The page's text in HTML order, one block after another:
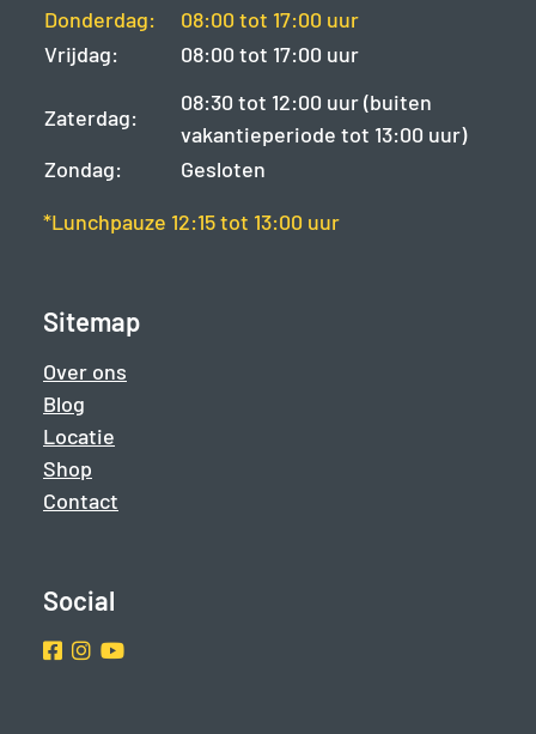
Donderdag:
08:00 tot 17:00 uur
Vrijdag:
08:00 tot 17:00 uur
Zaterdag:
08:30 tot 12:00 uur (buiten
vakantieperiode tot 13:00 uur)
Zondag:
Gesloten
*Lunchpauze 12:15 tot 13:00 uur
Sitemap
Over ons
Blog
Locatie
Shop
Contact
Social
Facebook
Instragram
Youtube